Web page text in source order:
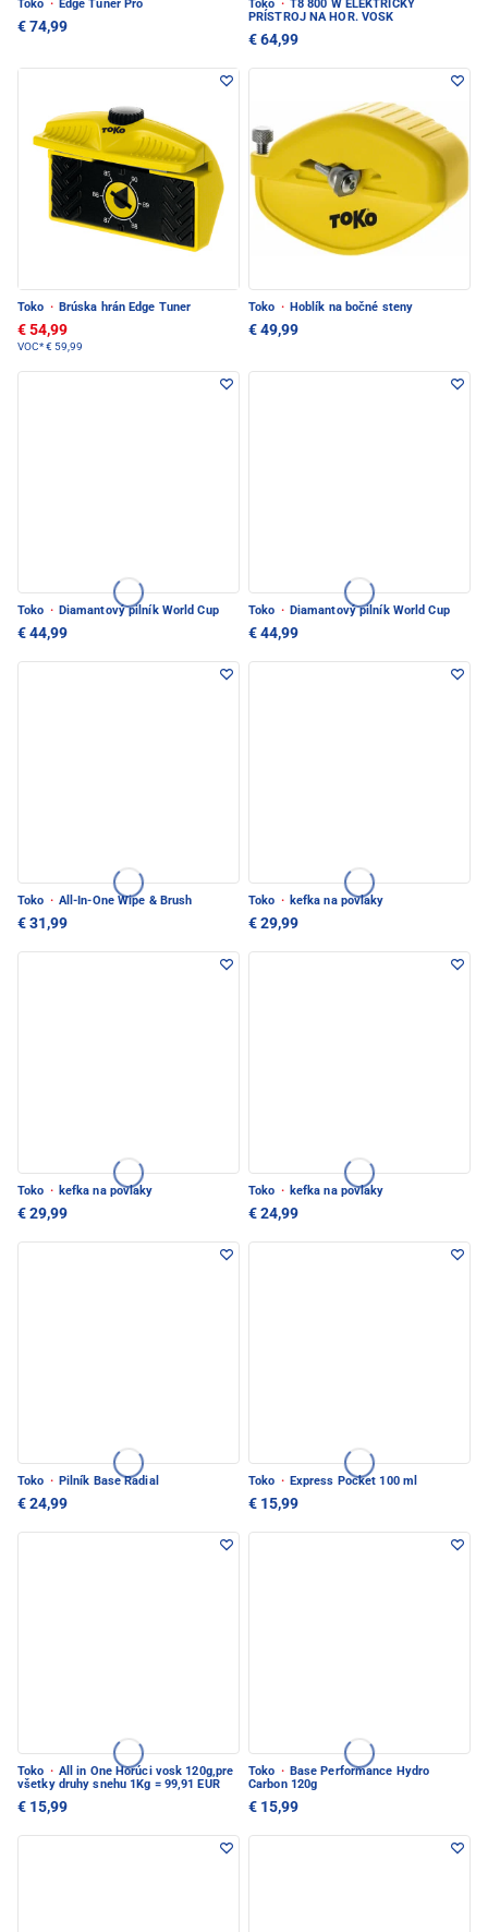
Toko · Edge Tuner Pro
€ 74,99
Toko · T8 800 W ELEKTRICKÝ
PRÍSTROJ NA HOR. VOSK
€ 64,99
Toko · Brúska hrán Edge Tuner
€ 54,99
VOC*€ 59,99
Toko · Hoblík na bočné steny
€ 49,99
Toko · Diamantový pilník World Cup
€ 44,99
Toko · Diamantový pilník World Cup
€ 44,99
Toko · All-In-One Wipe & Brush
€ 31,99
Toko · kefka na povlaky
€ 29,99
Toko · kefka na povlaky
€ 29,99
Toko · kefka na povlaky
€ 24,99
Toko · Pilník Base Radial
€ 24,99
Toko · Express Pocket 100 ml
€ 15,99
Toko · All in One Horúci vosk 120g,pre
všetky druhy snehu 1Kg = 99,91 EUR
€ 15,99
Toko · Base Performance Hydro
Carbon 120g
€ 15,99